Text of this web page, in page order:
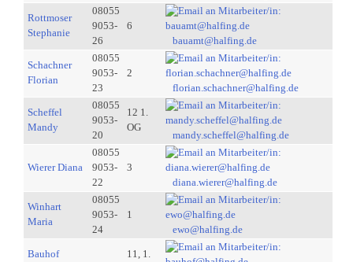
Rottmoser
Stephanie
08055
9053-
26
6
bauamt@halfing.de
Schachner
Florian
08055
9053-
23
2
florian.schachner@halfing.de
Scheffel
Mandy
08055
9053-
20
12 1.
OG
mandy.scheffel@halfing.de
Wierer Diana
08055
9053-
22
3
diana.wierer@halfing.de
Winhart
Maria
08055
9053-
24
1
ewo@halfing.de
Bauhof
11, 1.